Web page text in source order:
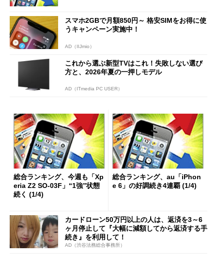
スマホ2GBで月額850円～ 格安SIMをお得に使
うキャンペーン実施中！
AD（IIJmio）
これから選ぶ新型TVはこれ！失敗しない選び
方と、2026年夏の一押しモデル
AD（ITmedia PC USER）
総合ランキング、今週も「Xp
eria Z2 SO-03F」“1強”状態
続く (1/4)
総合ランキング、au「iPhon
e 6」の好調続き4連覇 (1/4)
カードローン50万円以上の人は、返済を3～6
ヶ月停止して『大幅に減額してから返済する手
続き』を利用して！
AD（渋谷法務総合事務所）